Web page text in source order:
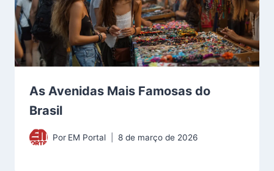
As Avenidas Mais Famosas do
Brasil
Por EM Portal 8 de março de 2026